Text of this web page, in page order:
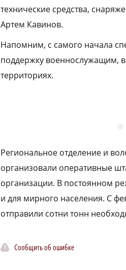
технические средства,
Артем Кавинов.
Напомним, с самого начала
поддержку военнослужащим,
территориях.
Региональное отделение и
организовали оперативные
организации. В постоянном
и для мирного населения. С
отправили сотни тонн
Сообщить об ошибке